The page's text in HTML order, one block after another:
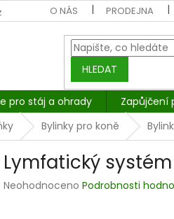
O NÁS PRODEJNA
HLEDAT
pro stáj a ohrady Zapůjčení
Bylinky pro koně
Lymfatický systém
Průměrné
Neohodnoceno Podrobnosti